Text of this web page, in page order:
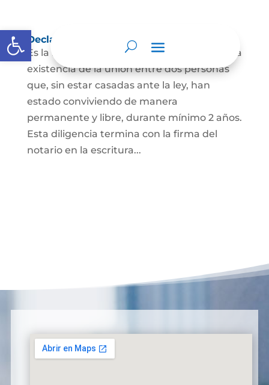
Abrir barra de herramientas
Declaración de Unión Marital de Hecho
Es la manifestación ante juez o notario de la
existencia de la unión entre dos personas
que, sin estar casadas ante la ley, han
estado conviviendo de manera
permanente y libre, durante mínimo 2 años.
Esta diligencia termina con la firma del
notario en la escritura...